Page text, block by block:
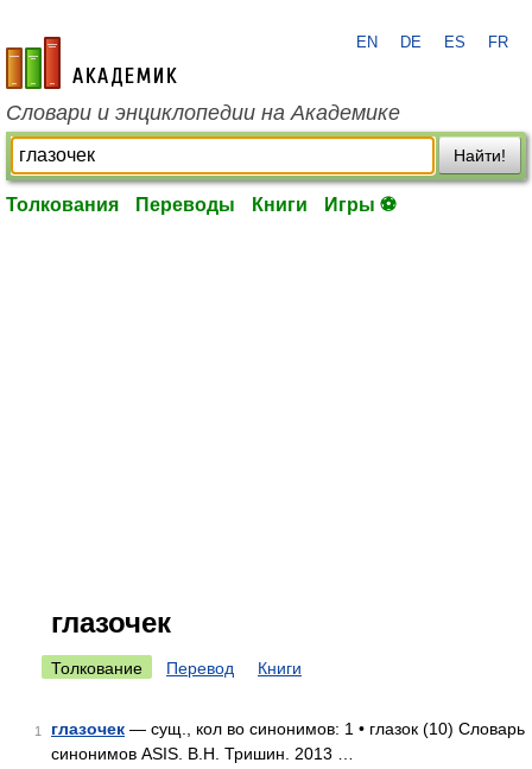
academic.ru
EN DE ES FR
Словари и энциклопедии на Академике
Найти!
Толкования Переводы Книги Игры ⚽
глазочек
Толкование Перевод Книги
1 глазочек — сущ., кол во синонимов: 1 • глазок (10) Словарь
синонимов ASIS. В.Н. Тришин. 2013 …